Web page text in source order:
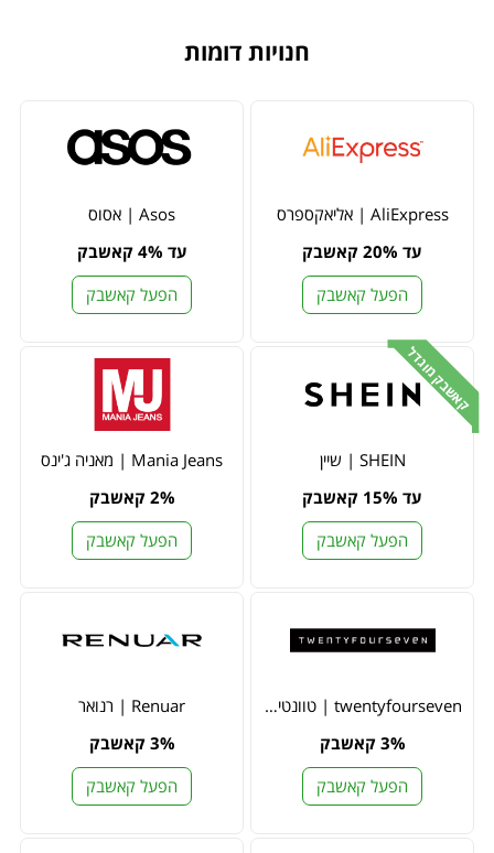
חנויות דומות
AliExpress | אליאקספרס
עד 20% קאשבק
הפעל קאשבק
Asos | אסוס
עד 4% קאשבק
הפעל קאשבק
קאשבק מוגדל
SHEIN | שיין
עד 15% קאשבק
הפעל קאשבק
Mania Jeans | מאניה ג'ינס
2% קאשבק
הפעל קאשבק
twentyfourseven | טוונטי פור סבן
3% קאשבק
הפעל קאשבק
Renuar | רנואר
3% קאשבק
הפעל קאשבק